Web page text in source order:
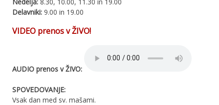
Delavniki: 9.00 in 19.00
VIDEO prenos v ŽIVO!
AUDIO prenos v ŽIVO:
SPOVEDOVANJE:
Vsak dan med sv. mašami.